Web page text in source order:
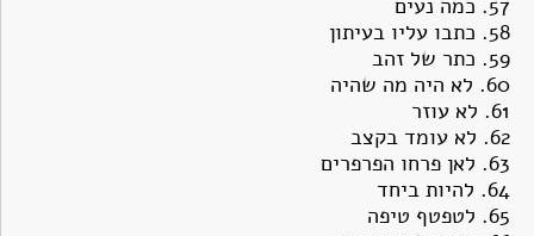
57. כמה נעים
58. כתבו עליו בעיתון
59. כתר של זהב
60. לא היה מה שהיה
61. לא עוזר
62. לא עומד בקצב
63. לאן פרחו הפרפרים
64. להיות ביחד
65. לטפטף טיפה